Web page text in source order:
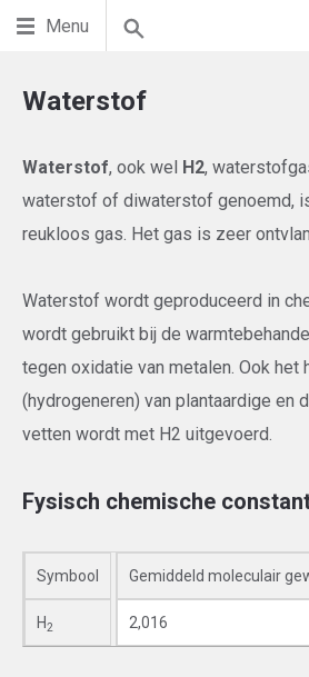
Menu
Waterstof
Waterstof, ook wel H2,
waterstof of diwaterstof genoemd,
reukloos gas. Het gas is zeer
Waterstof wordt geproduceerd in
wordt gebruikt bij de
tegen oxidatie van metalen. Ook het
(hydrogeneren) van plantaardige en
vetten wordt met H2 uitgevoerd.
Fysisch chemische
Symbool
H2
Gemiddeld moleculair
2,016